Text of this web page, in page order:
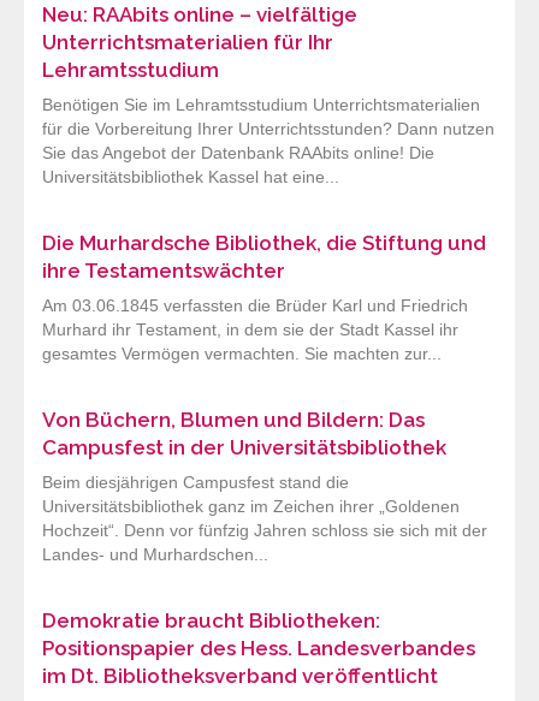
Neu: RAAbits online – vielfältige
Unterrichtsmaterialien für Ihr
Lehramtsstudium
Benötigen Sie im Lehramtsstudium Unterrichtsmaterialien
für die Vorbereitung Ihrer Unterrichtsstunden? Dann nutzen
Sie das Angebot der Datenbank RAAbits online! Die
Universitätsbibliothek Kassel hat eine...
Die Murhardsche Bibliothek, die Stiftung und
ihre Testamentswächter
Am 03.06.1845 verfassten die Brüder Karl und Friedrich
Murhard ihr Testament, in dem sie der Stadt Kassel ihr
gesamtes Vermögen vermachten. Sie machten zur...
Von Büchern, Blumen und Bildern: Das
Campusfest in der Universitätsbibliothek
Beim diesjährigen Campusfest stand die
Universitätsbibliothek ganz im Zeichen ihrer „Goldenen
Hochzeit“. Denn vor fünfzig Jahren schloss sie sich mit der
Landes- und Murhardschen...
Demokratie braucht Bibliotheken:
Positionspapier des Hess. Landesverbandes
im Dt. Bibliotheksverband veröffentlicht